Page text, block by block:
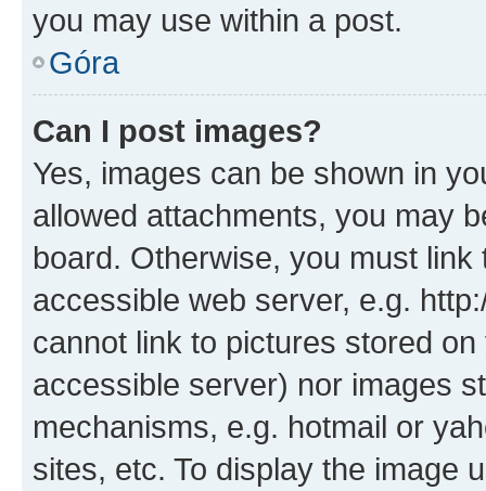
you may use within a post.
Góra
Can I post images?
Yes, images can be shown in
allowed attachments, you may
board. Otherwise, you must
accessible web server, e.g.
cannot link to pictures stored
accessible server) nor images
mechanisms, e.g. hotmail or
sites, etc. To display the image